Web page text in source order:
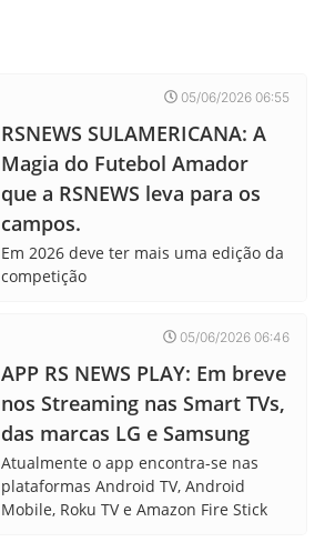
05/06/2026 06:55
RSNEWS SULAMERICANA: A
Magia do Futebol Amador
que a RSNEWS leva para os
campos.
Em 2026 deve ter mais uma edição da
competição
05/06/2026 06:46
APP RS NEWS PLAY: Em breve
nos Streaming nas Smart TVs,
das marcas LG e Samsung
Atualmente o app encontra-se nas
plataformas Android TV, Android
Mobile, Roku TV e Amazon Fire Stick